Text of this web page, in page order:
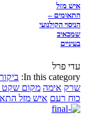
איש מזל
התאומים –
הניסוי הקולנועי
שמכאיב
בעיניים
עדי פרל
In this category:
שרק אימה מקום שקט 2
כוח רעם איש מזל